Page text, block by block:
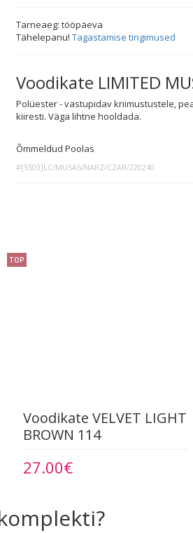
Tarneaeg: tööpäeva
Tähelepanu! Tagastamise tingimused
Voodikate LIMITED
Polüester - vastupidav kriimustustele,
kiiresti. Väga lihtne hooldada.
Õmmeldud Poolas
#[S503]LC/MUSA5/NARZ/CZAR/220240
TOP
Voodikate VELVET LIGHT
BROWN 114
27.00€